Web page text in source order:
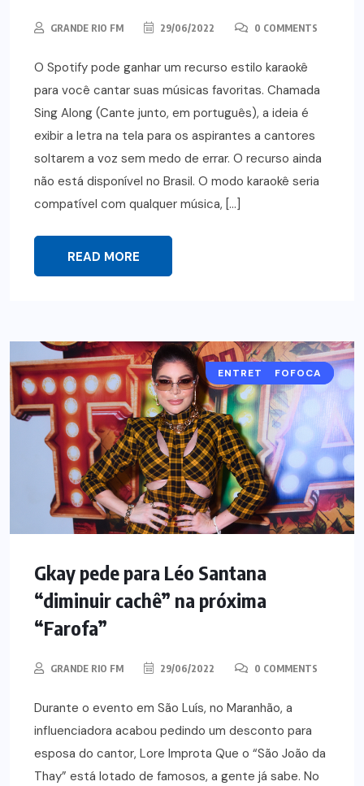
GRANDE RIO FM 29/06/2022 0 COMMENTS
O Spotify pode ganhar um recurso estilo karaokê
para você cantar suas músicas favoritas. Chamada
Sing Along (Cante junto, em português), a ideia é
exibir a letra na tela para os aspirantes a cantores
soltarem a voz sem medo de errar. O recurso ainda
não está disponível no Brasil. O modo karaokê seria
compatível com qualquer música, […]
READ MORE
ENTRETENIMENTO
FOFOCA
Gkay pede para Léo Santana
“diminuir cachê” na próxima
“Farofa”
GRANDE RIO FM 29/06/2022 0 COMMENTS
Durante o evento em São Luís, no Maranhão, a
influenciadora acabou pedindo um desconto para
esposa do cantor, Lore Improta Que o “São João da
Thay” está lotado de famosos, a gente já sabe. No